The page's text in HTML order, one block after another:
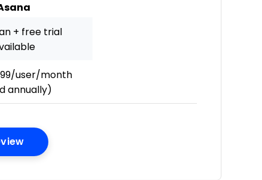
+ free trial
user/month
annually)
Opens New Window